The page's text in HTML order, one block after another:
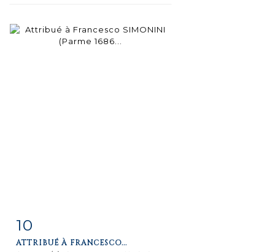
détaillée
10
ATTRIBUÉ À FRANCESCO...